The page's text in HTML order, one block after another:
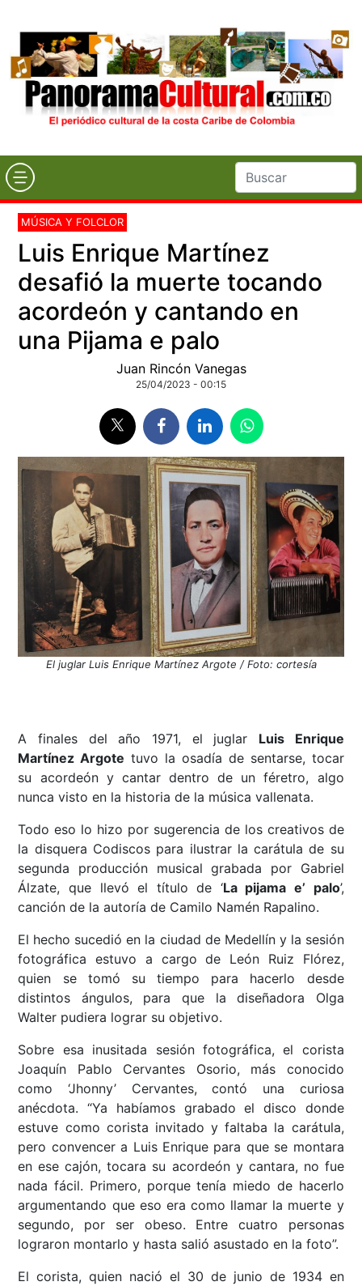
MÚSICA Y FOLCLOR
Luis Enrique Martínez
desafió la muerte tocando
acordeón y cantando en
una Pijama e palo
Juan Rincón Vanegas
25/04/2023 - 00:15
El juglar Luis Enrique Martínez Argote / Foto: cortesía
A finales del año 1971, el juglar Luis Enrique
Martínez Argote tuvo la osadía de sentarse, tocar
su acordeón y cantar dentro de un féretro, algo
nunca visto en la historia de la música vallenata.
Todo eso lo hizo por sugerencia de los creativos de
la disquera Codiscos para ilustrar la carátula de su
segunda producción musical grabada por Gabriel
Álzate, que llevó el título de ‘La pijama e’ palo’,
canción de la autoría de Camilo Namén Rapalino.
El hecho sucedió en la ciudad de Medellín y la sesión
fotográfica estuvo a cargo de León Ruiz Flórez,
quien se tomó su tiempo para hacerlo desde
distintos ángulos, para que la diseñadora Olga
Walter pudiera lograr su objetivo.
Sobre esa inusitada sesión fotográfica, el corista
Joaquín Pablo Cervantes Osorio, más conocido
como ‘Jhonny’ Cervantes, contó una curiosa
anécdota. “Ya habíamos grabado el disco donde
estuve como corista invitado y faltaba la carátula,
pero convencer a Luis Enrique para que se montara
en ese cajón, tocara su acordeón y cantara, no fue
nada fácil. Primero, porque tenía miedo de hacerlo
argumentando que eso era como llamar la muerte y
segundo, por ser obeso. Entre cuatro personas
lograron montarlo y hasta salió asustado en la foto”.
El corista, quien nació el 30 de junio de 1934 en